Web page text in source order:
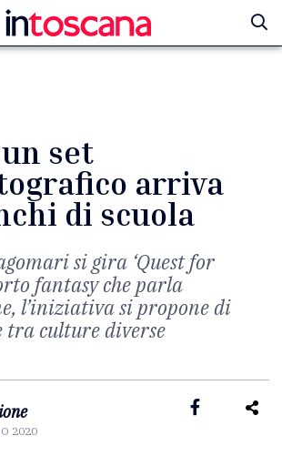
set
arriva
di scuola
si gira ‘Quest for
fantasy che parla
l’iniziativa si propone di
tra culture diverse
2020